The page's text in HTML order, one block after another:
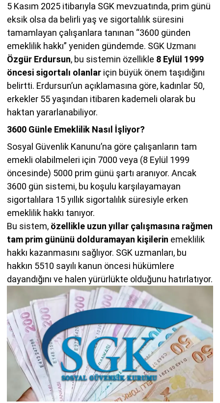
5 Kasım 2025 itibarıyla SGK mevzuatında, prim günü
eksik olsa da belirli yaş ve sigortalılık süresini
tamamlayan çalışanlara tanınan “3600 günden
emeklilik hakkı” yeniden gündemde. SGK Uzmanı
Özgür Erdursun, bu sistemin özellikle 8 Eylül 1999
öncesi sigortalı olanlar için büyük önem taşıdığını
belirtti. Erdursun’un açıklamasına göre, kadınlar 50,
erkekler 55 yaşından itibaren kademeli olarak bu
haktan yararlanabiliyor.
3600 Günle Emeklilik Nasıl İşliyor?
Sosyal Güvenlik Kanunu’na göre çalışanların tam
emekli olabilmeleri için 7000 veya (8 Eylül 1999
öncesinde) 5000 prim günü şartı aranıyor. Ancak
3600 gün sistemi, bu koşulu karşılayamayan
sigortalılara 15 yıllık sigortalılık süresiyle erken
emeklilik hakkı tanıyor.
Bu sistem, özellikle uzun yıllar çalışmasına rağmen
tam prim gününü dolduramayan kişilerin emeklilik
hakkı kazanmasını sağlıyor. SGK uzmanları, bu
hakkın 5510 sayılı kanun öncesi hükümlere
dayandığını ve halen yürürlükte olduğunu hatırlatıyor.